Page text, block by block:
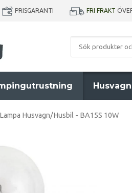
PRISGARANTI FRI FRAKT
Husvagn/Husbil - BA15S 10W